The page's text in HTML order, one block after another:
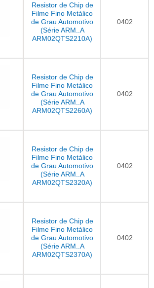
Resistor de Chip de
Filme Fino Metálico
de Grau Automotivo
(Série ARM..A
ARM02QTS2210A)
0402
Resistor de Chip de
Filme Fino Metálico
de Grau Automotivo
(Série ARM..A
ARM02QTS2260A)
0402
Resistor de Chip de
Filme Fino Metálico
de Grau Automotivo
(Série ARM..A
ARM02QTS2320A)
0402
Resistor de Chip de
Filme Fino Metálico
de Grau Automotivo
(Série ARM..A
ARM02QTS2370A)
0402